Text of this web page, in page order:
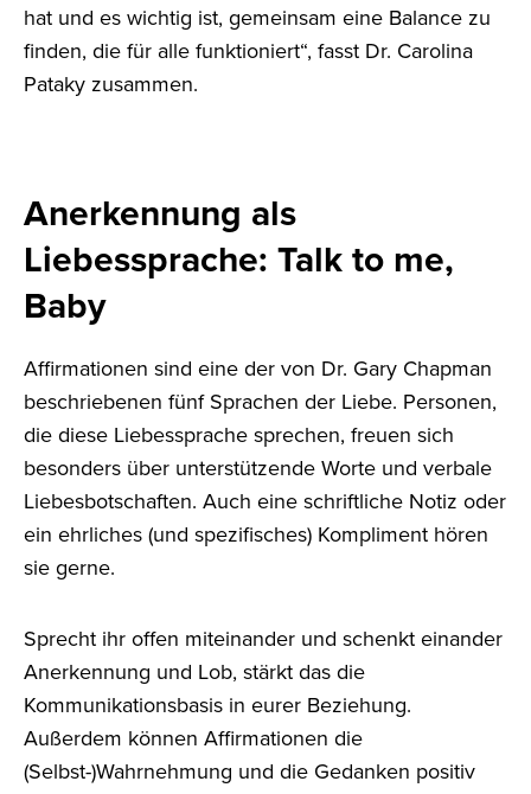
hat und es wichtig ist, gemeinsam eine Balance zu
finden, die für alle funktioniert“, fasst Dr. Carolina
Pataky zusammen.
Anerkennung als
Liebessprache: Talk to me,
Baby
Affirmationen sind eine der von Dr. Gary Chapman
beschriebenen fünf Sprachen der Liebe. Personen,
die diese Liebessprache sprechen, freuen sich
besonders über unterstützende Worte und verbale
Liebesbotschaften. Auch eine schriftliche Notiz oder
ein ehrliches (und spezifisches) Kompliment hören
sie gerne.
Sprecht ihr offen miteinander und schenkt einander
Anerkennung und Lob, stärkt das die
Kommunikationsbasis in eurer Beziehung.
Außerdem können Affirmationen die
(Selbst-)Wahrnehmung und die Gedanken positiv